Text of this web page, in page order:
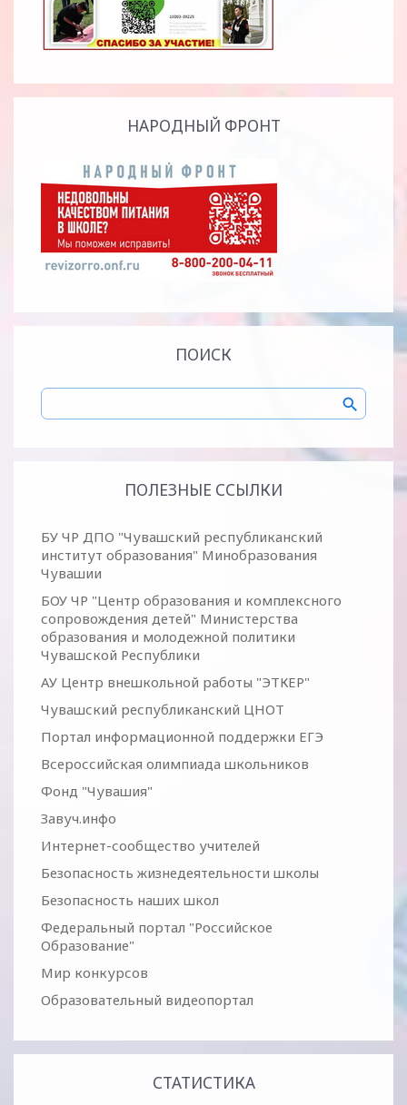
НАРОДНЫЙ ФРОНТ
ПОИСК
ПОЛЕЗНЫЕ ССЫЛКИ
БУ ЧР ДПО "Чувашский республиканский
институт образования" Минобразования
Чувашии
БОУ ЧР "Центр образования и комплексного
сопровождения детей" Министерства
образования и молодежной политики
Чувашской Республики
АУ Центр внешкольной работы "ЭТКЕР"
Чувашский республиканский ЦНОТ
Портал информационной поддержки ЕГЭ
Всероссийская олимпиада школьников
Фонд "Чувашия"
Завуч.инфо
Интернет-сообщество учителей
Безопасность жизнедеятельности школы
Безопасность наших школ
Федеральный портал "Российское
Образование"
Мир конкурсов
Образовательный видеопортал
СТАТИСТИКА